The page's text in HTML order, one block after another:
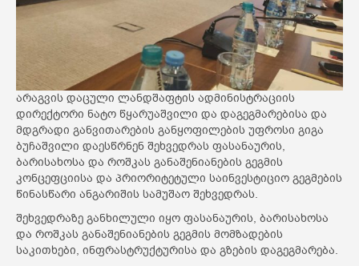
არაგვის დაცული ლანდშაფტის ადმინისტრაციის
დირექტორი ნატო წყარუაშვილი და დაგეგმარებისა და
მდგრადი განვითარების განყოფილების უფროსი გიგა
ბუჩაშვილი დაესწრნენ შეხვედრას ფასანაურის,
ბარისახოსა და როშკას განაშენიანების გეგმის
კონცეფციისა და პრიორიტეტული საინვესტიციო გეგმების
წინასწარი ანგარიშის სამუშაო შეხვედრას.
შეხვედრაზე განხილული იყო ფასანაურის, ბარისახოსა
და როშკას განაშენიანების გეგმის მომზადების
საკითხები, ინფრასტრუქტურისა და გზების დაგეგმარება.